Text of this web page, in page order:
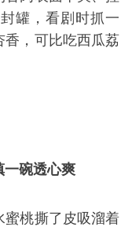
罐，看剧时抓一
香，可比吃西瓜荔
碗透心爽
蜜桃撕了皮吸溜着